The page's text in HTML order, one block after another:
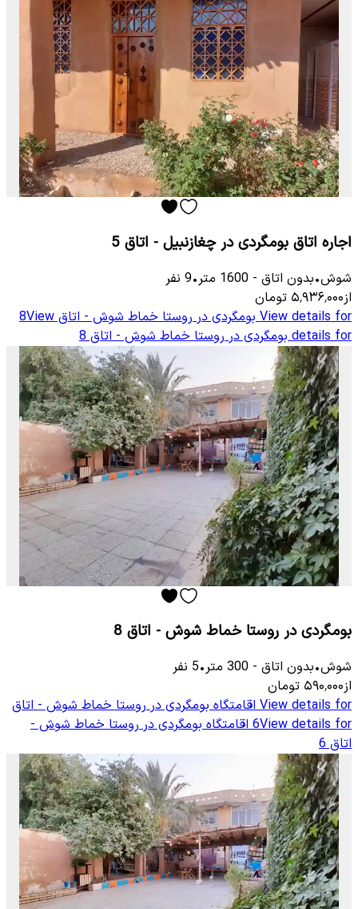
اجاره اتاق بومگردی در چغازنبیل - اتاق 5
شوش•بدون اتاق -
1600 متر•
9 نفر
از۵٬۹۳۶٬۰۰۰ تومان
View details for بومگردی در روستا خماط شوش - اتاق 8View
details for بومگردی در روستا خماط شوش - اتاق 8
بومگردی در روستا خماط شوش - اتاق 8
شوش•بدون اتاق -
300 متر•
5 نفر
از۵۹۰٬۰۰۰ تومان
View details for اقامتگاه بومگردی در روستا خماط شوش - اتاق
6View details for اقامتگاه بومگردی در روستا خماط شوش -
اتاق 6